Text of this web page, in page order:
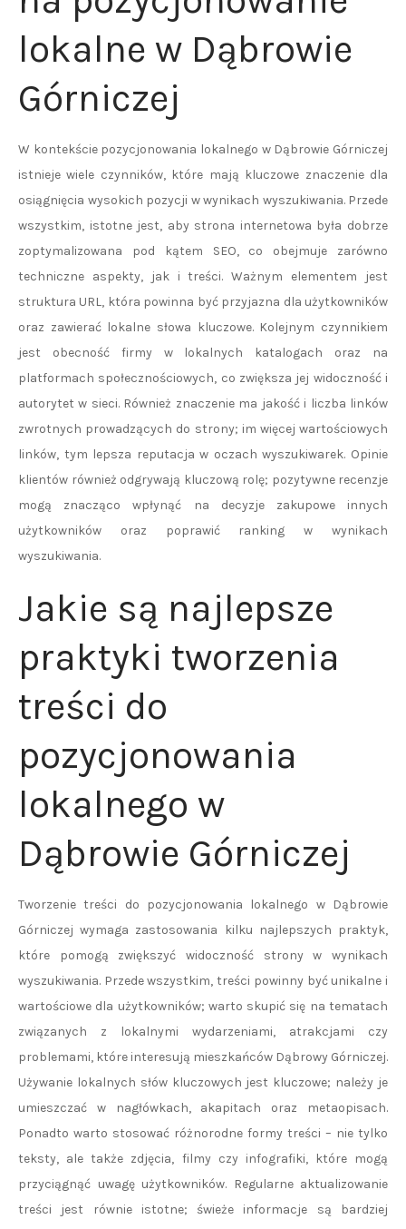
lokalne w Dąbrowie
Górniczej
W kontekście pozycjonowania lokalnego w Dąbrowie Górniczej
istnieje wiele czynników, które mają kluczowe znaczenie dla
osiągnięcia wysokich pozycji w wynikach wyszukiwania. Przede
wszystkim, istotne jest, aby strona internetowa była dobrze
zoptymalizowana pod kątem SEO, co obejmuje zarówno
techniczne aspekty, jak i treści. Ważnym elementem jest
struktura URL, która powinna być przyjazna dla użytkowników
oraz zawierać lokalne słowa kluczowe. Kolejnym czynnikiem
jest obecność firmy w lokalnych katalogach oraz na
platformach społecznościowych, co zwiększa jej widoczność i
autorytet w sieci. Również znaczenie ma jakość i liczba linków
zwrotnych prowadzących do strony; im więcej wartościowych
linków, tym lepsza reputacja w oczach wyszukiwarek. Opinie
klientów również odgrywają kluczową rolę; pozytywne recenzje
mogą znacząco wpłynąć na decyzje zakupowe innych
użytkowników oraz poprawić ranking w wynikach
wyszukiwania.
Jakie są najlepsze
praktyki tworzenia
treści do
pozycjonowania
lokalnego w
Dąbrowie Górniczej
Tworzenie treści do pozycjonowania lokalnego w Dąbrowie
Górniczej wymaga zastosowania kilku najlepszych praktyk,
które pomogą zwiększyć widoczność strony w wynikach
wyszukiwania. Przede wszystkim, treści powinny być unikalne i
wartościowe dla użytkowników; warto skupić się na tematach
związanych z lokalnymi wydarzeniami, atrakcjami czy
problemami, które interesują mieszkańców Dąbrowy Górniczej.
Używanie lokalnych słów kluczowych jest kluczowe; należy je
umieszczać w nagłówkach, akapitach oraz metaopisach.
Ponadto warto stosować różnorodne formy treści – nie tylko
teksty, ale także zdjęcia, filmy czy infografiki, które mogą
przyciągnąć uwagę użytkowników. Regularne aktualizowanie
treści jest równie istotne; świeże informacje są bardziej